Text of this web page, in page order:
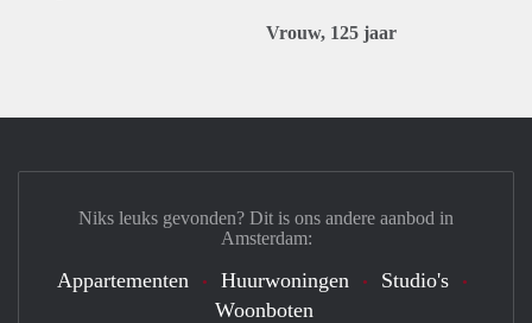
Vrouw, 125 jaar
Niks leuks gevonden? Dit is ons andere aanbod in
Amsterdam:
Appartementen Huurwoningen
Studio's
Woonboten